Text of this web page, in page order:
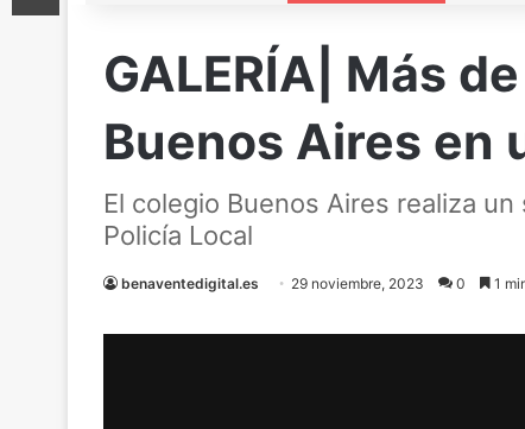
GALERÍA| Más
Buenos Aires en
El colegio Buenos Aires realiza
Policía Local
benaventedigital.es 29 noviembre, 2023 0 1